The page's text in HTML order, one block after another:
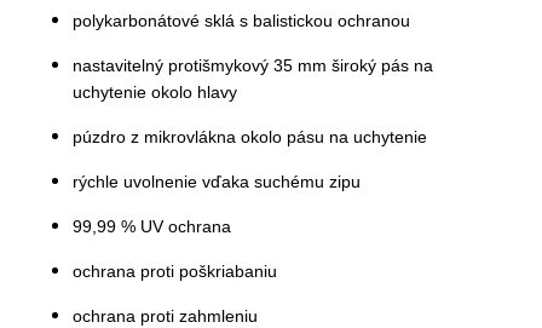
polykarbonátové sklá s balistickou ochranou
nastavitelný protišmykový 35 mm široký pás na
uchytenie okolo hlavy
púzdro z mikrovlákna okolo pásu na uchytenie
rýchle uvolnenie vďaka suchému zipu
99,99 % UV ochrana
ochrana proti poškriabaniu
ochrana proti zahmleniu